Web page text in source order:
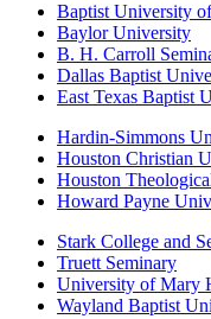
Baptist University
Baylor University
B. H. Carroll
Dallas Baptist
East Texas Baptist
Hardin-Simmons
Houston Christian
Houston
Howard Payne
Stark College and
Truett Seminary
University of Mary
Wayland Baptist